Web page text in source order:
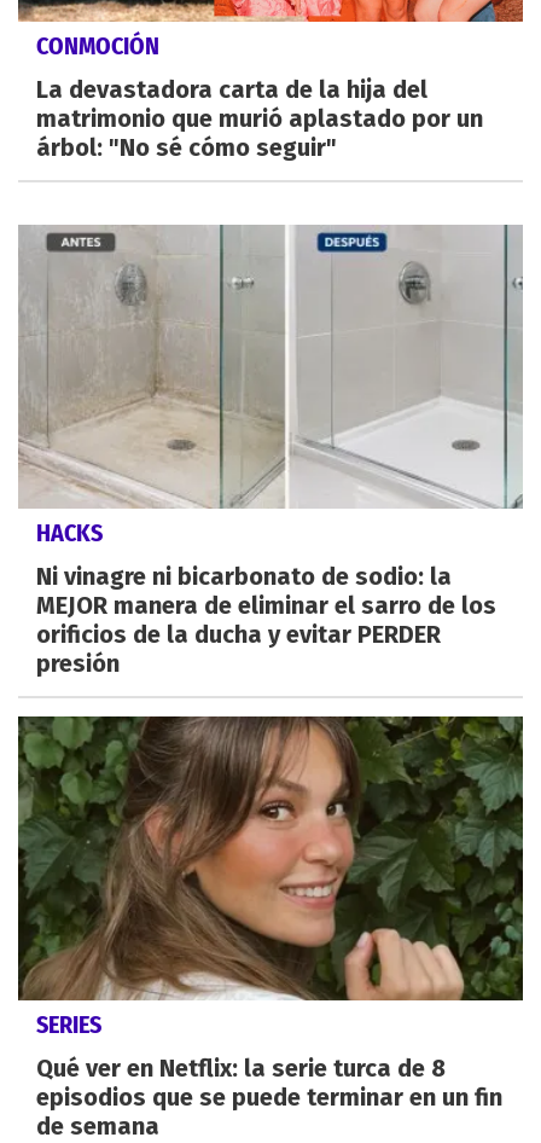
CONMOCIÓN
La devastadora carta de la hija del
matrimonio que murió aplastado por un
árbol: "No sé cómo seguir"
HACKS
Ni vinagre ni bicarbonato de sodio: la
MEJOR manera de eliminar el sarro de los
orificios de la ducha y evitar PERDER
presión
SERIES
Qué ver en Netflix: la serie turca de 8
episodios que se puede terminar en un fin
de semana